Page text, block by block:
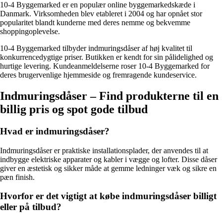
10-4 Byggemarked er en populær online byggemarkedskæde i
Danmark. Virksomheden blev etableret i 2004 og har opnået stor
popularitet blandt kunderne med deres nemme og bekvemme
shoppingoplevelse.
10-4 Byggemarked tilbyder indmuringsdåser af høj kvalitet til
konkurrencedygtige priser. Butikken er kendt for sin pålidelighed og
hurtige levering. Kundeanmeldelserne roser 10-4 Byggemarked for
deres brugervenlige hjemmeside og fremragende kundeservice.
Indmuringsdåser – Find produkterne til en
billig pris og spot gode tilbud
Hvad er indmuringsdåser?
Indmuringsdåser er praktiske installationsplader, der anvendes til at
indbygge elektriske apparater og kabler i vægge og lofter. Disse dåser
giver en æstetisk og sikker måde at gemme ledninger væk og sikre en
pæn finish.
Hvorfor er det vigtigt at købe indmuringsdåser billigt
eller på tilbud?